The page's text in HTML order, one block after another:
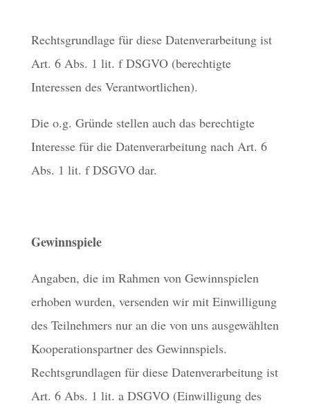
Rechtsgrundlage für diese Datenverarbeitung ist
Art. 6 Abs. 1 lit. f DSGVO (berechtigte
Interessen des Verantwortlichen).
Die o.g. Gründe stellen auch das berechtigte
Interesse für die Datenverarbeitung nach Art. 6
Abs. 1 lit. f DSGVO dar.
Gewinnspiele
Angaben, die im Rahmen von Gewinnspielen
erhoben wurden, versenden wir mit Einwilligung
des Teilnehmers nur an die von uns ausgewählten
Kooperationspartner des Gewinnspiels.
Rechtsgrundlagen für diese Datenverarbeitung ist
Art. 6 Abs. 1 lit. a DSGVO (Einwilligung des